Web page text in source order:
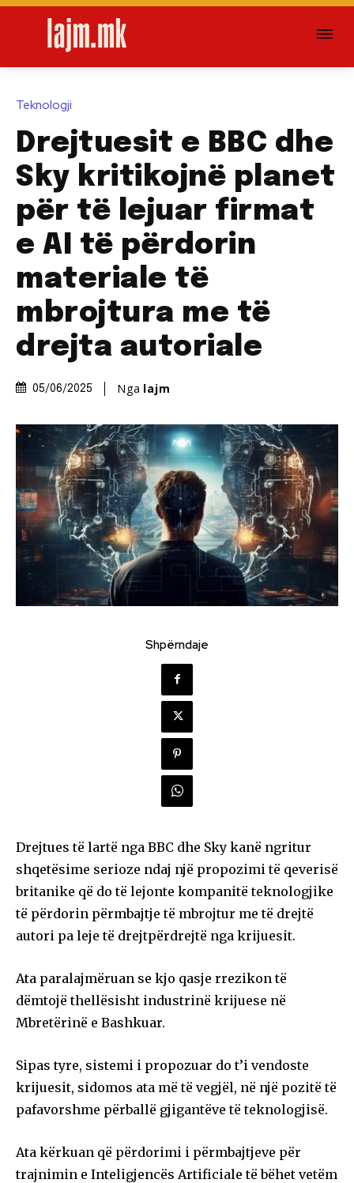
Teknologji
Drejtuesit e BBC dhe
Sky kritikojnë planet
për të lejuar firmat
e AI të përdorin
materiale të
mbrojtura me të
drejta autoriale
05/06/2025 Nga lajm
Shpërndaje
Drejtues të lartë nga BBC dhe Sky kanë ngritur
shqetësime serioze ndaj një propozimi të qeverisë
britanike që do të lejonte kompanitë teknologjike
të përdorin përmbajtje të mbrojtur me të drejtë
autori pa leje të drejtpërdrejtë nga krijuesit.
Ata paralajmëruan se kjo qasje rrezikon të
dëmtojë thellësisht industrinë krijuese në
Mbretërinë e Bashkuar.
Sipas tyre, sistemi i propozuar do t’i vendoste
krijuesit, sidomos ata më të vegjël, në një pozitë të
pafavorshme përballë gjigantëve të teknologjisë.
Ata kërkuan që përdorimi i përmbajtjeve për
trajnimin e Inteligjencës Artificiale të bëhet vetëm